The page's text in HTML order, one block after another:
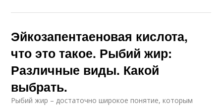
Эйкозапентаеновая кислота,
что это такое. Рыбий жир:
Различные виды. Какой
выбрать.
Рыбий жир – достаточно широкое понятие, которым